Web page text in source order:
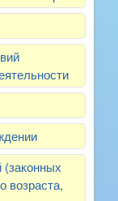
возраста,